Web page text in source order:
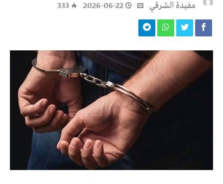
مفيدة الشرقي 2026-06-22
333